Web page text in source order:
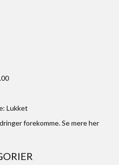
Lukket
forekomme. Se mereher